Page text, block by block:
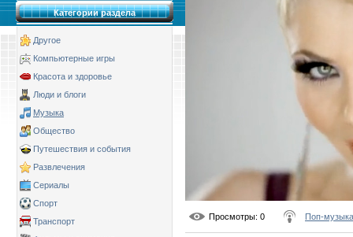
Категории раздела
Другое
Компьютерные игры
Красота и здоровье
Люди и блоги
Музыка
Общество
Путешествия и события
Развлечения
Сериалы
Спорт
Транспорт
Просмотры: 0 Поп-музыка